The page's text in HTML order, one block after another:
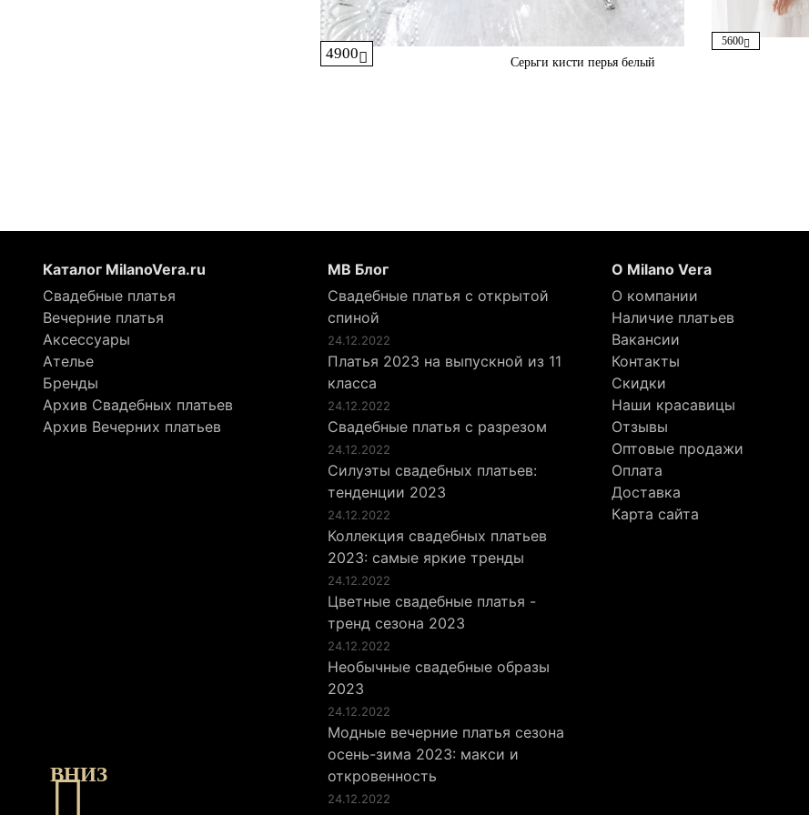
4900
Серьги кисти перья белый
5600
Каталог MilanoVera.ru
Свадебные платья
Вечерние платья
Аксессуары
Ателье
Бренды
Архив Свадебных платьев
Архив Вечерних платьев
МВ Блог
Свадебные платья с открытой
спиной
24.12.2022
Платья 2023 на выпускной из 11
класса
24.12.2022
Свадебные платья с разрезом
24.12.2022
Силуэты свадебных платьев:
тенденции 2023
24.12.2022
Коллекция свадебных платьев
2023: самые яркие тренды
24.12.2022
Цветные свадебные платья -
тренд сезона 2023
24.12.2022
Необычные свадебные образы
2023
24.12.2022
Модные вечерние платья сезона
осень-зима 2023: макси и
откровенность
24.12.2022
О Milano Vera
О компании
Наличие платьев
Вакансии
Контакты
Скидки
Наши красавицы
Отзывы
Оптовые продажи
Оплата
Доставка
Карта сайта
ВНИЗ